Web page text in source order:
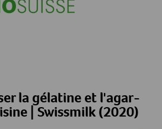
la gélatine et l'agar-
| Swissmilk (2020)